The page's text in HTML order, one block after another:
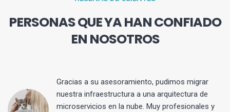
PERSONAS QUE YA HAN CONFIADO
EN NOSOTROS
Gracias a su asesoramiento, pudimos migrar
nuestra infraestructura a una arquitectura de
microservicios en la nube. Muy profesionales y